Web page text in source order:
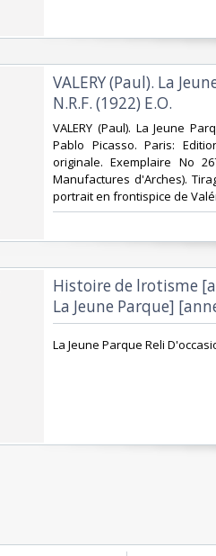
‎VALERY (Paul). La
N.R.F. (1922) E.O.‎
‎VALERY (Paul). La Jeune
Pablo Picasso. Paris:
originale. Exemplaire No
Manufactures d'Arches).
portrait en frontispice de
‎Histoire de lrotisme
La Jeune Parque]
‎La Jeune Parque Reli